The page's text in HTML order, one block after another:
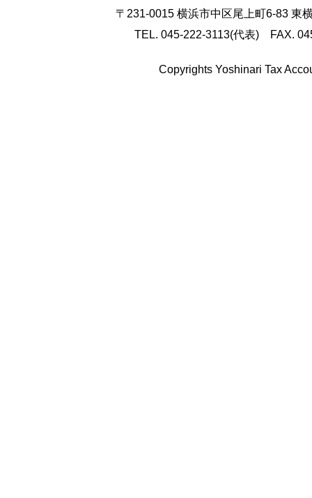
〒231-0015 横浜市中区尾上町6-83 東
TEL. 045-222-3113(代表) FAX.
Copyrights Yoshinari Tax